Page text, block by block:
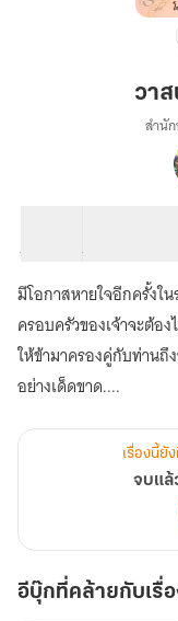
วาสนา
ข้า
คู่
วา
สำนั
จำนวนคำ จำนวนหน้า (A5)
มีโอกาสหายใจอีกครั้งใน
ครอบครัวของเจ้าจะต้อ
ให้ข้ามาครองคู่กับท่านถึ
อย่างเด็ดขาด....
เรื่องนี้ยั
จบแล้
อีบุ๊กที่คล้ายกับเรื่